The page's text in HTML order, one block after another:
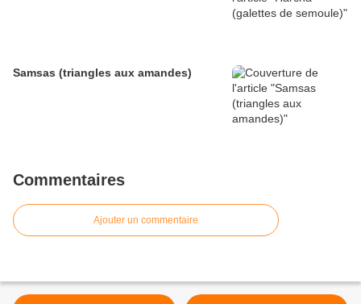
Samsas (triangles aux amandes)
Commentaires
Ajouter un commentaire